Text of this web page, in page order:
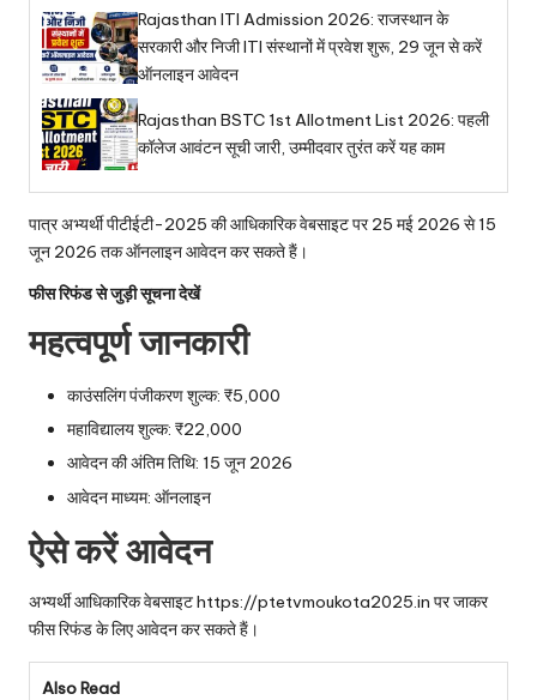
Rajasthan ITI Admission 2026: राजस्थान के
सरकारी और निजी ITI संस्थानों में प्रवेश शुरू, 29 जून से करें
ऑनलाइन आवेदन
Rajasthan BSTC 1st Allotment List 2026: पहली
कॉलेज आवंटन सूची जारी, उम्मीदवार तुरंत करें यह काम
पात्र अभ्यर्थी पीटीईटी-2025 की आधिकारिक वेबसाइट पर 25 मई 2026 से 15
जून 2026 तक ऑनलाइन आवेदन कर सकते हैं।
फीस रिफंड से जुड़ी सूचना देखें
महत्वपूर्ण जानकारी
काउंसलिंग पंजीकरण शुल्क: ₹5,000
महाविद्यालय शुल्क: ₹22,000
आवेदन की अंतिम तिथि: 15 जून 2026
आवेदन माध्यम: ऑनलाइन
ऐसे करें आवेदन
अभ्यर्थी आधिकारिक वेबसाइट https://ptetvmoukota2025.in पर जाकर
फीस रिफंड के लिए आवेदन कर सकते हैं।
Also Read